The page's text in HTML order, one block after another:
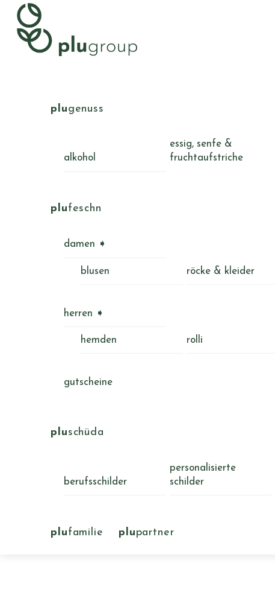
Skip
content
Menu
plugenuss
alkohol
essig, senfe &
fruchtaufstriche
plufeschn
damen ➧
blusen röcke & kleider
herren ➧
hemden rolli
gutscheine
pluschüda
berufsschilder
personalisierte
schilder
plufamilie plupartner